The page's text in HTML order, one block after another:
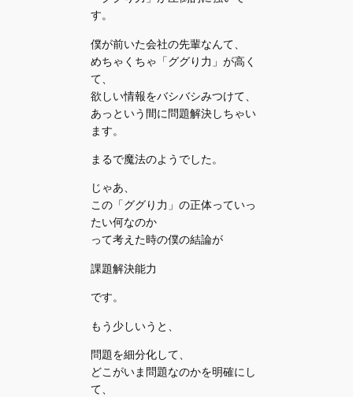
す。
僕が前いた会社の先輩なんて、
めちゃくちゃ「ググり力」が高く
て、
欲しい情報をバシバシみつけて、
あっという間に問題解決しちゃい
ます。
まるで魔法のようでした。
じゃあ、
この「ググり力」の正体っていっ
たい何なのか
って考えた時の僕の結論が
課題解決能力
です。
もう少しいうと、
問題を細分化して、
どこがいま問題なのかを明確にし
て、